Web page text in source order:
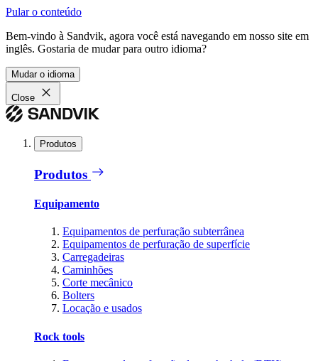
Pular o conteúdo
Bem-vindo à Sandvik, agora você está navegando em nosso site em
inglês. Gostaria de mudar para outro idioma?
Mudar o idioma
Close
Produtos
Produtos
Equipamento
Equipamentos de perfuração subterrânea
Equipamentos de perfuração de superfície
Carregadeiras
Caminhões
Corte mecânico
Bolters
Locação e usados
Rock tools